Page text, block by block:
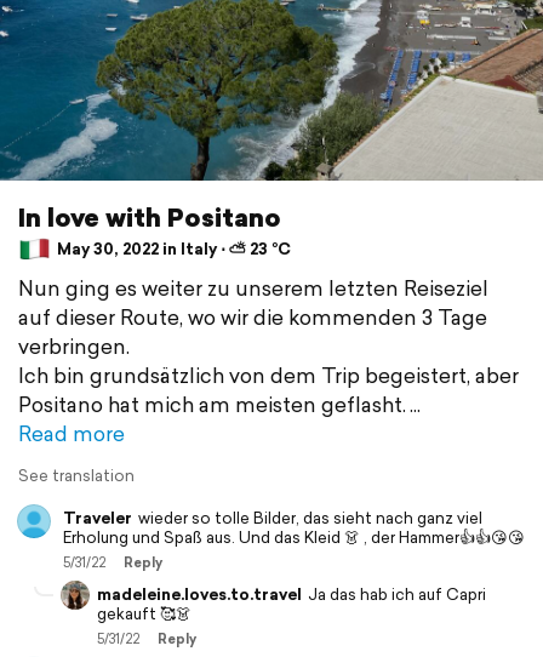
In love with Positano
May 30, 2022 in Italy ⋅ ⛅ 23 °C
Nun ging es weiter zu unserem letzten Reiseziel
auf dieser Route, wo wir die kommenden 3 Tage
verbringen.
Ich bin grundsätzlich von dem Trip begeistert, aber
Positano hat mich am meisten geflasht.
Read more
See translation
Traveler wieder so tolle Bilder, das sieht nach ganz viel
Erholung und Spaß aus. Und das Kleid 👗 , der Hammer👍👍😘😘
5/31/22 Reply
madeleine.loves.to.travel Ja das hab ich auf Capri
gekauft 🥰👗
5/31/22 Reply